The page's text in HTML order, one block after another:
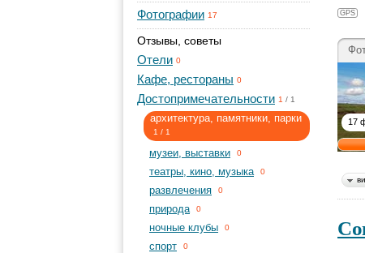
Фотографии 17
Отзывы, советы
Отели 0
Кафе, рестораны 0
Достопримечательности 1 / 1
архитектура, памятники, парки
1 / 1
музеи, выставки 0
театры, кино, музыка 0
развлечения 0
природа 0
ночные клубы 0
спорт 0
GPS
17